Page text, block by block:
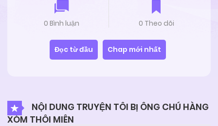
0 Bình luận 0 Theo dõi
Đọc từ đầu Chap mới nhất
NỘI DUNG TRUYỆN TÔI BỊ ÔNG CHÚ HÀNG
XÓM THÔI MIÊN